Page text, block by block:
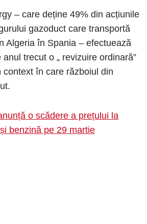
– care deține 49% din acțiunile
gazoduct care transportă
Algeria în Spania – efectuează
trecut o „ revizuire ordinară”
context în care războiul din
o scădere a prețului la
benzină pe 29 martie